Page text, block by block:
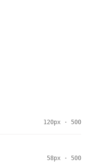
120px · 500
58px · 500